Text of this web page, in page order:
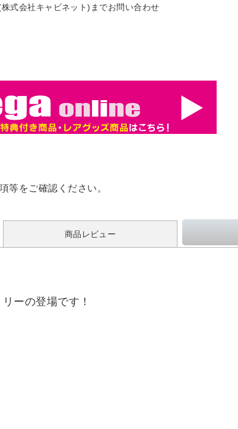
式会社キャビネット)までお問い合わせ
等をご確認ください。
商品レビュー
ーの登場です！